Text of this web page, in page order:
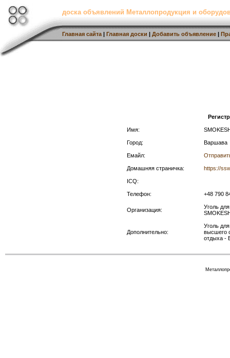
доска объявлений Металлопродукция и
Главная сайта | Главная доски | Добавить объявление |
Имя:
Город: Варшава
Емайл:
Домашняя страничка: https://
ICQ:
Телефон: +48 790
Организация:
Уголь
Дополнительно:
Уголь
высшего
отдыха -